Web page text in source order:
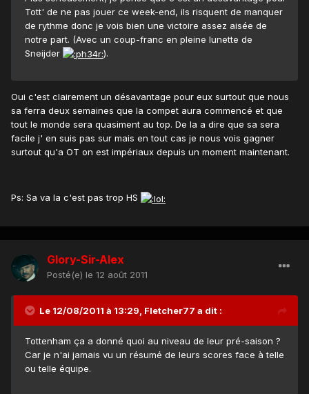
Tott' de ne pas jouer ce week-end, ils risquent de manquer
de rythme donc je vois bien une victoire assez aisée de
notre part. (Avec un coup-franc en pleine lunette de
Sneijder
).
Oui c'est clairement un désavantage pour eux surtout que nous
sa ferra deux semaines que la compet aura commencé et que
tout le monde sera quasiment au top. De la a dire que sa sera
facile j' en suis pas sur mais en tout cas je nous vois gagner
surtout qu'a OT on est impériaux depuis un moment maintenant.
Ps: Sa va la c'est pas trop HS
Glory-Sir-Alex
Posté(e) le 12 août 2011
Le 12/08/2011 à 13:29, Fletcher77 a dit :
Tottenham ça a donné quoi au niveau de leur pré-saison ?
Car je n'ai jamais vu un résumé de leurs scores face à telle
ou telle équipe.